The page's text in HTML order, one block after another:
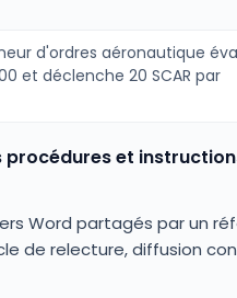
d'ordres aéronautique
et déclenche 20 SCAR par
procédures et
Word partagés par un
de relecture, diffusion